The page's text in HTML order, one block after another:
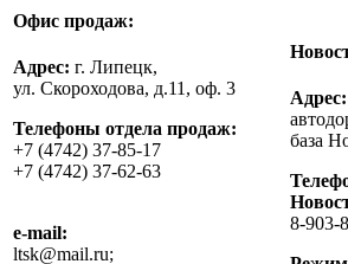
Офис продаж:
Адрес: г. Липецк,
ул. Скороходова, д.11, оф. 3
Телефоны отдела продаж:
+7 (4742) 37-85-17
+7 (4742) 37-62-63
e-mail:
ltsk@mail.ru;
Адрес:
база
8-903-